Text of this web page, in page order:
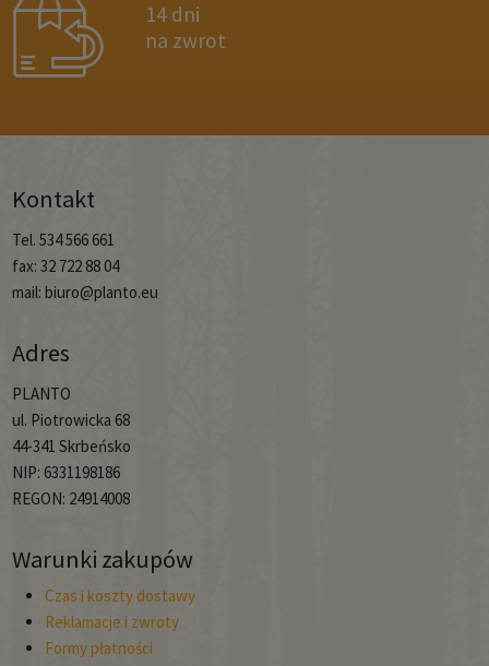
14 dni
na zwrot
Kontakt
Tel. 534 566 661
fax: 32 722 88 04
mail: biuro@planto.eu
Adres
PLANTO
ul. Piotrowicka 68
44-341 Skrbeńsko
NIP: 6331198186
REGON: 24914008
Warunki zakupów
Czas i koszty dostawy
Reklamacje i zwroty
Formy płatności